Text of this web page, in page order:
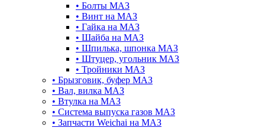
• Болты МАЗ
• Винт на МАЗ
• Гайка на МАЗ
• Шайба на МАЗ
• Шпилька, шпонка МАЗ
• Штуцер, угольник МАЗ
• Тройники МАЗ
• Брызговик, буфер МАЗ
• Вал, вилка МАЗ
• Втулка на МАЗ
• Система выпуска газов МАЗ
• Запчасти Weichai на МАЗ